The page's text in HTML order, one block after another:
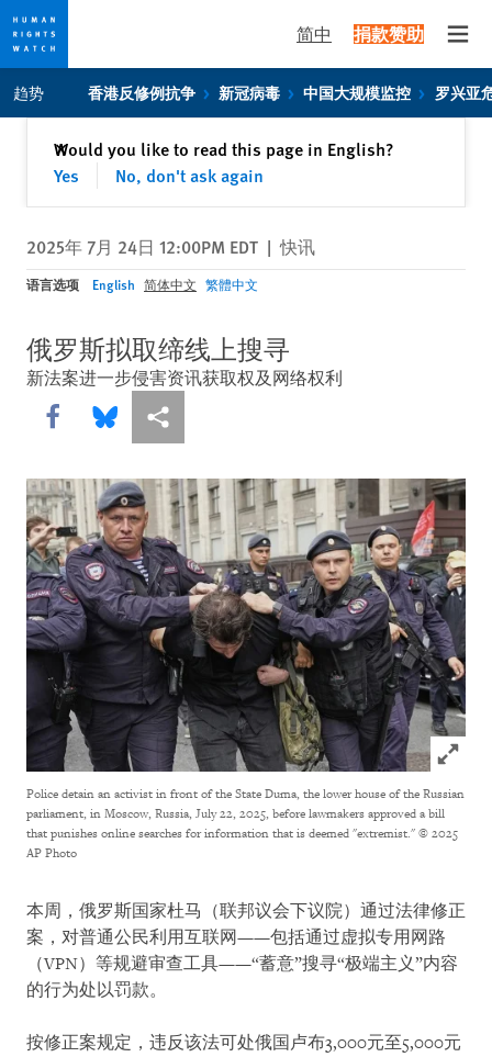
Skip
to
privacy
Skip
to
content
简中 捐款赞助
趋势 香港反修例抗争 新冠病毒 中国大规模监控 罗兴亚
Would you like to read this page in English?
Yes
No, don't ask again
✕关闭
2025年 7月 24日 12:00PM EDT | 快讯
语言选项 English 简体中文 繁體中文
俄罗斯拟取缔线上搜寻
新法案进一步侵害资讯获取权及网络权利
Share this via Facebook
Share this via Bluesky
More sharing options
Click to
Police detain an activist in front of the State Duma, the lower house of the Russian
parliament, in Moscow, Russia, July 22, 2025, before lawmakers approved a bill
that punishes online searches for information that is deemed "extremist." © 2025
AP Photo
本周，俄罗斯国家杜马（联邦议会下议院）通过法律修正
案，对普通公民利用互联网——包括通过虚拟专用网路
（VPN）等规避审查工具——“蓄意”搜寻“极端主义”内容
的行为处以罚款。
按修正案规定，违反该法可处俄国卢布3,000元至5,000元